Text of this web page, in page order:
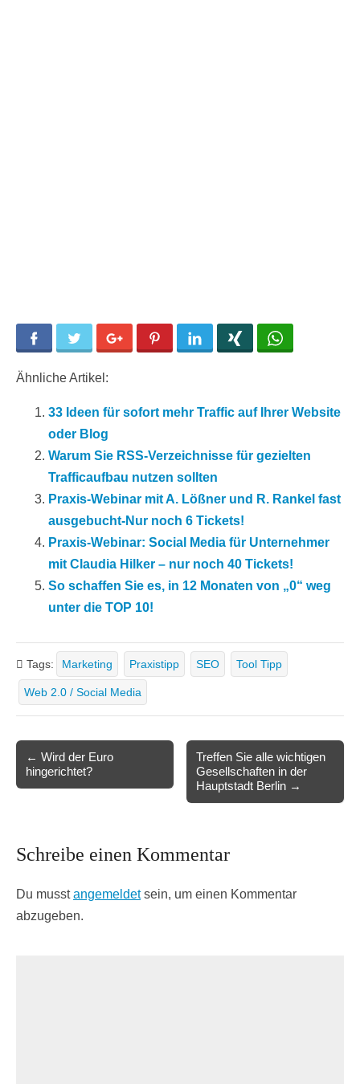
Facebook Twitter Google+ Pinterest LinkedIn
Ähnliche Artikel:
33 Ideen für sofort mehr Traffic auf Ihrer Website
oder Blog
Warum Sie RSS-Verzeichnisse für gezielten
Trafficaufbau nutzen sollten
Praxis-Webinar mit A. Lößner und R. Rankel fast
ausgebucht-Nur noch 6 Tickets!
Praxis-Webinar: Social Media für Unternehmer
mit Claudia Hilker – nur noch 40 Tickets!
So schaffen Sie es, in 12 Monaten von „0“ weg
unter die TOP 10!
Tags: Marketing Praxistipp SEO Tool Tipp
Web 2.0 / Social Media
Post
navigation
← Wird der Euro
hingerichtet?
Treffen Sie alle wichtigen
Gesellschaften in der
Hauptstadt Berlin →
Schreibe einen Kommentar
Du musstangemeldetsein, um einen Kommentar
abzugeben.